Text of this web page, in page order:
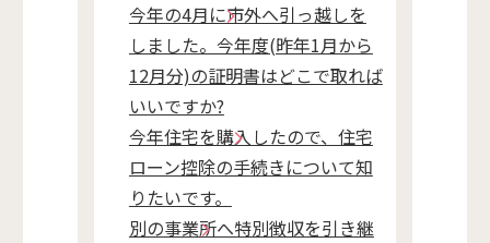
今年の4月に市外へ引っ越しを
しました。今年度(昨年1月から
12月分)の証明書はどこで取れば
いいですか?
今年住宅を購入したので、住宅
ローン控除の手続きについて知
りたいです。
別の事業所へ特別徴収を引き継